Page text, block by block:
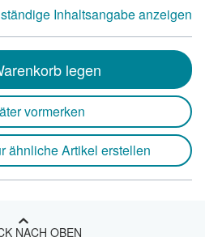
Inhaltsangabe anzeigen
legen
vormerken
ähnliche Artikel erstellen
NACH OBEN